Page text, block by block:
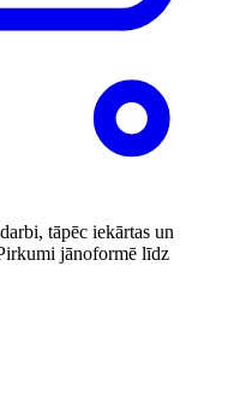
tāpēc iekārtas un
jānoformē līdz